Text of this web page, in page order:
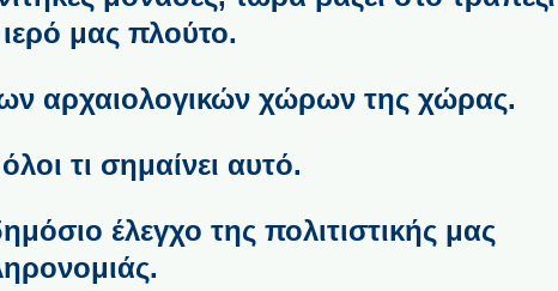
μας πλούτο.
αρχαιολογικών χώρων της χώρας.
τι σημαίνει αυτό.
έλεγχο της πολιτιστικής μας